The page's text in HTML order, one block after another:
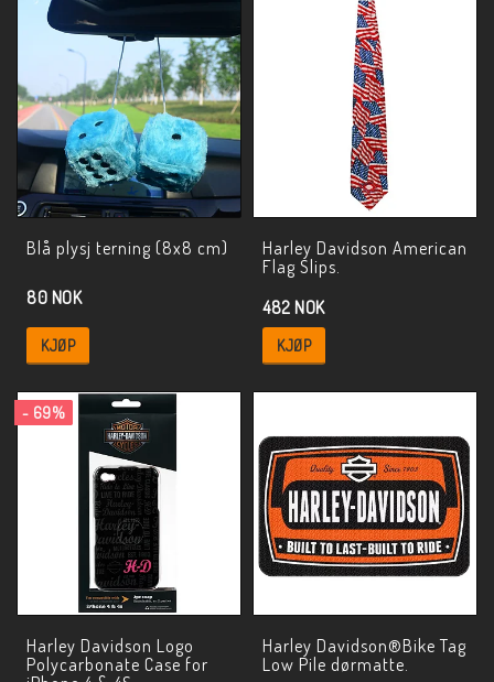
Blå plysj terning (8x8 cm)
80 NOK
KJØP
Harley Davidson American
Flag Slips.
482 NOK
KJØP
- 69%
Harley Davidson Logo
Polycarbonate Case for
Harley Davidson®Bike Tag
Low Pile dørmatte.